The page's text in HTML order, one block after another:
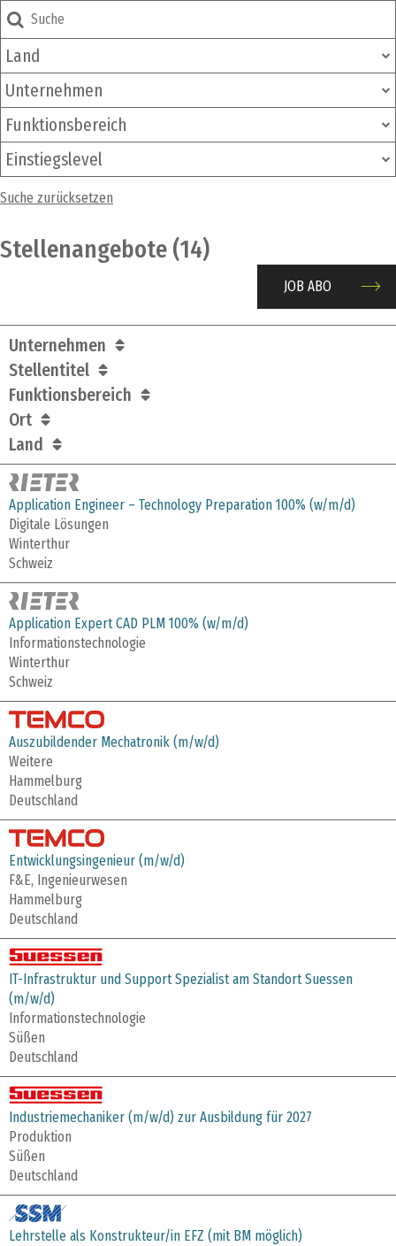
Land
Unternehmen
Funktionsbereich
Einstiegslevel
Suche zurücksetzen
Stellenangebote (14)
JOB ABO
Unternehmen
Stellentitel
Funktionsbereich
Ort
Land
Application Engineer – Technology Preparation 100% (w/m/d)
Digitale Lösungen
Winterthur
Schweiz
Application Expert CAD PLM 100% (w/m/d)
Informationstechnologie
Winterthur
Schweiz
Auszubildender Mechatronik (m/w/d)
Weitere
Hammelburg
Deutschland
Entwicklungsingenieur (m/w/d)
F&E, Ingenieurwesen
Hammelburg
Deutschland
IT-Infrastruktur und Support Spezialist am Standort Suessen
(m/w/d)
Informationstechnologie
Süßen
Deutschland
Industriemechaniker (m/w/d) zur Ausbildung für 2027
Produktion
Süßen
Deutschland
Lehrstelle als Konstrukteur/in EFZ (mit BM möglich)